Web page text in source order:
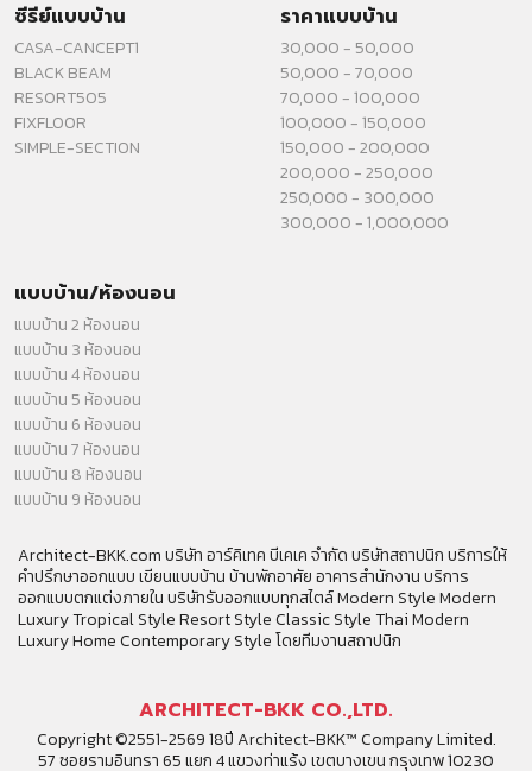
ซีรีย์แบบบ้าน
CASA-CANCEPT1
BLACK BEAM
RESORT505
FIXFLOOR
SIMPLE-SECTION
ราคาแบบบ้าน
30,000 - 50,000
50,000 - 70,000
70,000 - 100,000
100,000 - 150,000
150,000 - 200,000
200,000 - 250,000
250,000 - 300,000
300,000 - 1,000,000
แบบบ้าน/ห้องนอน
แบบบ้าน 2 ห้องนอน
แบบบ้าน 3 ห้องนอน
แบบบ้าน 4 ห้องนอน
แบบบ้าน 5 ห้องนอน
แบบบ้าน 6 ห้องนอน
แบบบ้าน 7 ห้องนอน
แบบบ้าน 8 ห้องนอน
แบบบ้าน 9 ห้องนอน
Architect-BKK.com บริษัท อาร์คิเทค บีเคเค จำกัด บริษัทสถาปนิก บริการให้
คำปรึกษาออกแบบ เขียนแบบบ้าน บ้านพักอาศัย อาคารสำนักงาน บริการ
ออกแบบตกแต่งภายใน บริษัทรับออกแบบทุกสไตล์ Modern Style Modern
Luxury Tropical Style Resort Style Classic Style Thai Modern
Luxury Home Contemporary Style โดยทีมงานสถาปนิก
ARCHITECT-BKK CO.,LTD.
Copyright ©2551-2569 18ปี Architect-BKK™ Company Limited.
57 ซอยรามอินทรา 65 แยก 4 แขวงท่าแร้ง เขตบางเขน กรุงเทพ 10230